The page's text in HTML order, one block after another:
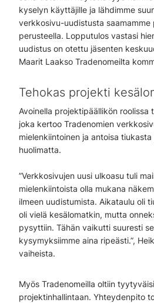
kyselyn käyttäjille ja lähdimme
verkkosivu-uudistusta saamamme
perusteella. Lopputulos vastasi
uudistus on otettu jäsenten
Maarit Laakso Tradenomeilta
Tehokas projekti
Avoinella projektipäällikön roolissa
joka kertoo Tradenomien
mielenkiintoinen ja antoisa
huolimatta.
”Verkkosivujen uusi ulkoasu tuli
mielenkiintoista olla mukana
ilmeen uudistumista. Aikataulu oli
oli vielä kesälomatkin, mutta
pysyttiin. Tähän vaikutti suuresti
kysymyksiimme aina ripeästi.”,
vaiheista.
Myös Tradenomeilla oltiin
projektinhallintaan. Yhteydenpito